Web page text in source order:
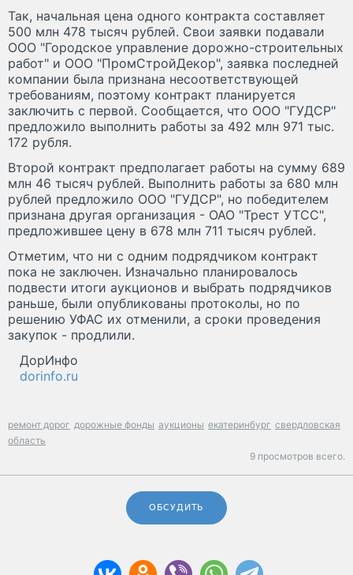
Так, начальная цена одного контракта составляет
500 млн 478 тысяч рублей. Свои заявки подавали
ООО "Городское управление дорожно-строительных
работ" и ООО "ПромСтройДекор", заявка последней
компании была признана несоответствующей
требованиям, поэтому контракт планируется
заключить с первой. Сообщается, что ООО "ГУДСР"
предложило выполнить работы за 492 млн 971 тыс.
172 рубля.
Второй контракт предполагает работы на сумму 689
млн 46 тысяч рублей. Выполнить работы за 680 млн
рублей предложило ООО "ГУДСР", но победителем
признана другая организация - ОАО "Трест УТСС",
предложившее цену в 678 млн 711 тысяч рублей.
Отметим, что ни с одним подрядчиком контракт
пока не заключен. Изначально планировалось
подвести итоги аукционов и выбрать подрядчиков
раньше, были опубликованы протоколы, но по
решению УФАС их отменили, а сроки проведения
закупок - продлили.
ДорИнфо
dorinfo.ru
ремонт дорог дорожные фонды аукционы екатеринбург свердловская
область
9 просмотров всего.
ОБСУДИТЬ